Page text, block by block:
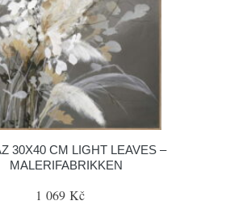
30X40 CM LIGHT LEAVES –
MALERIFABRIKKEN
1 069 Kč